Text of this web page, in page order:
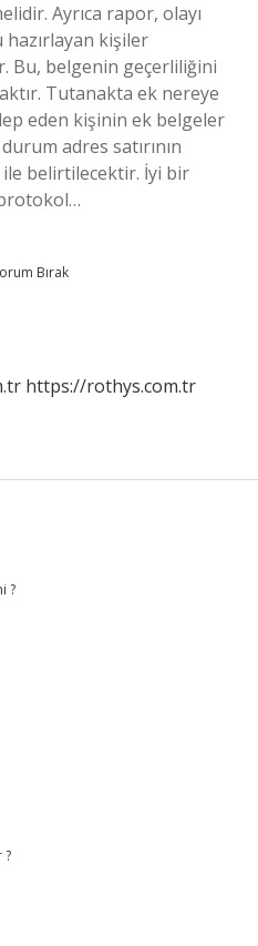
Ayrıca rapor, olayı
kişiler
Bu, belgenin geçerliliğini
Tutanakta ek nereye
eden kişinin ek belgeler
adres satırının
ile belirtilecektir. İyi bir
Bırak
https://rothys.com.tr
?
?